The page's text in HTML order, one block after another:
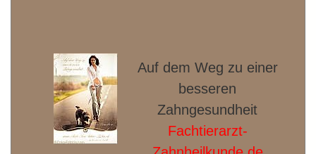
Auf dem Weg zu einer
besseren
Zahngesundheit
Fachtierarzt-